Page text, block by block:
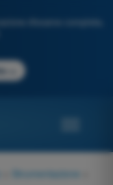
d'esame completa,
Strumentazione